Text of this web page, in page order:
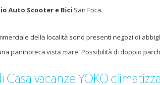
Auto Scooter e Bici San Foca.
della località sono presenti negozi di
paninoteca vista mare. Possibilità di doppio
Casa vacanze YOKO